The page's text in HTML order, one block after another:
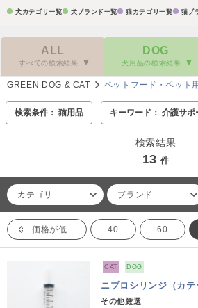
犬カテゴリ一覧 犬ブランド一覧 猫カテゴリ一覧 猫ブ
ALL
すべての検索結果
DOG
犬用品の検索結果
GREEN DOG & CAT ペットフード・ペット
検索条件： 猫用品 キーワード： 介護サポ
検索結果
13 件
カテゴリ ブランド
価格が低い順 40 60
CAT DOG
ニプロシリンジ（カテ
その他厳選